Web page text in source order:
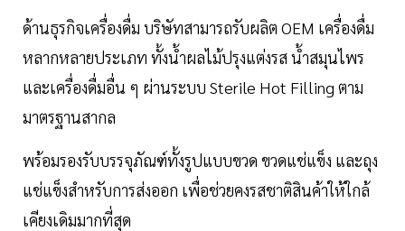
ด้านธุรกิจเครื่องดื่ม บริษัทสามารถรับผลิต OEM เครื่องดื่ม
หลากหลายประเภท ทั้งน้ำผลไม้ปรุงแต่งรส น้ำสมุนไพร
และเครื่องดื่มอื่น ๆ ผ่านระบบ Sterile Hot Filling ตาม
มาตรฐานสากล
พร้อมรองรับบรรจุภัณฑ์ทั้งรูปแบบขวด ขวดแช่แข็ง และถุง
แช่แข็งสำหรับการส่งออก เพื่อช่วยคงรสชาติสินค้าให้ใกล้
เคียงเดิมมากที่สุด